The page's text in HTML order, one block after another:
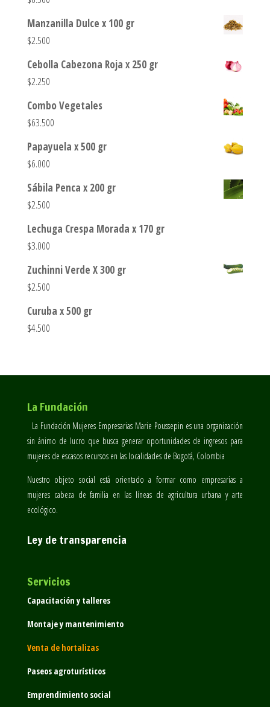
Manzanilla Dulce x 100 gr
$2.500
Cebolla Cabezona Roja x 250 gr
$2.250
Combo Vegetales
$63.500
Papayuela x 500 gr
$6.000
Sábila Penca x 200 gr
$2.500
Lechuga Crespa Morada x 170 gr
$3.000
Zuchinni Verde X 300 gr
$2.500
Curuba x 500 gr
$4.500
La Fundación
La Fundación Mujeres Empresarias Marie Poussepin es una organización
sin ánimo de lucro que busca generar oportunidades de ingresos para
mujeres de escasos recursos en las localidades de Bogotá, Colombia
Nuestro objeto social está orientado a formar como empresarias a
mujeres cabeza de familia en las líneas de agricultura urbana y arte
ecológico.
Ley de transparencia
Servicios
Capacitación y talleres
Montaje y mantenimiento
Venta de hortalizas
Paseos agroturísticos
Emprendimiento social